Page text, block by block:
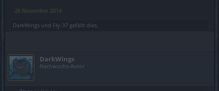
26 November 2014
DarkWings und Fly-37 gefällt dies.
DarkWings
Nachwuchs-Autor